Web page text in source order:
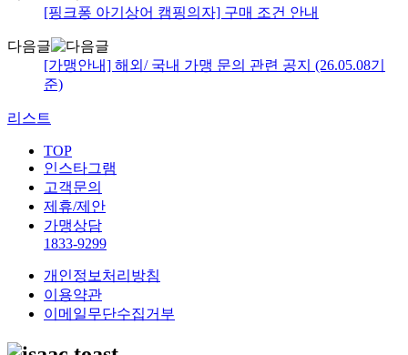
[핑크퐁 아기상어 캠핑의자] 구매 조건 안내
다음글
[가맹안내] 해외/ 국내 가맹 문의 관련 공지 (26.05.08기
준)
리스트
TOP
인스타그램
고객문의
제휴/제안
가맹상담
1833-9299
개인정보처리방침
이용약관
이메일무단수집거부